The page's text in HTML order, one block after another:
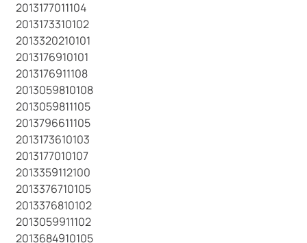
2013177011104
2013173310102
2013320210101
2013176910101
2013176911108
2013059810108
2013059811105
2013796611105
2013173610103
2013177010107
2013359112100
2013376710105
2013376810102
2013059911102
2013684910105